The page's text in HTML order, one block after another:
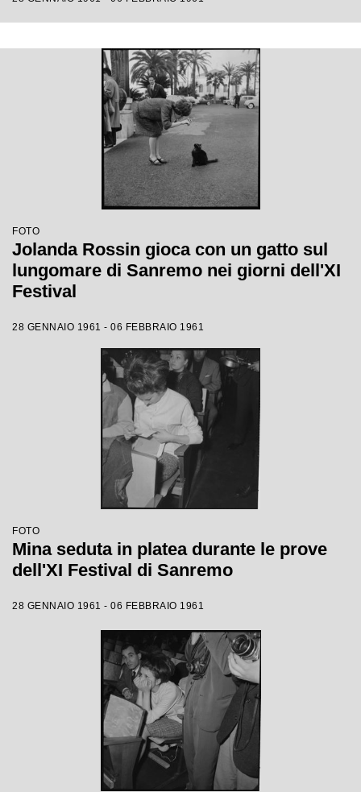
FOTO
Jolanda Rossin gioca con un gatto sul
lungomare di Sanremo nei giorni dell'XI
Festival
28 GENNAIO 1961 - 06 FEBBRAIO 1961
FOTO
Mina seduta in platea durante le prove
dell'XI Festival di Sanremo
28 GENNAIO 1961 - 06 FEBBRAIO 1961